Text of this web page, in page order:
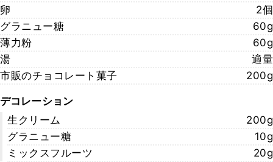
卵
2個
グラニュー糖
60g
薄力粉
60g
湯
適量
市販のチョコレート菓子
200g
デコレーション
生クリーム
200g
グラニュー糖
10g
ミックスフルーツ
20g